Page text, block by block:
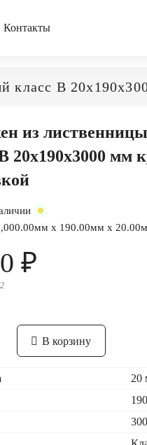
Контакты
класс В
из
20x190x3000 мм
x 190.00мм x
₽
В корзину
2
20